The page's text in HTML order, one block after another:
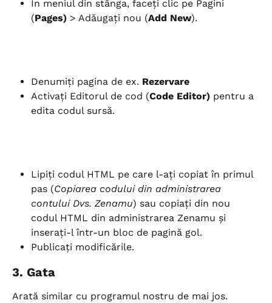
În meniul din stânga, faceți clic pe Pagini
(Pages) > Adăugați nou (Add New).
Denumiți pagina de ex. Rezervare
Activați Editorul de cod (Code Editor) pentru a
edita codul sursă.
Lipiți codul HTML pe care l-ați copiat în primul
pas (Copiarea codului din administrarea
contului Dvs. Zenamu) sau copiați din nou
codul HTML din administrarea Zenamu și
inserați-l într-un bloc de pagină gol.
Publicați modificările.
3. Gata
Arată similar cu programul nostru de mai jos.